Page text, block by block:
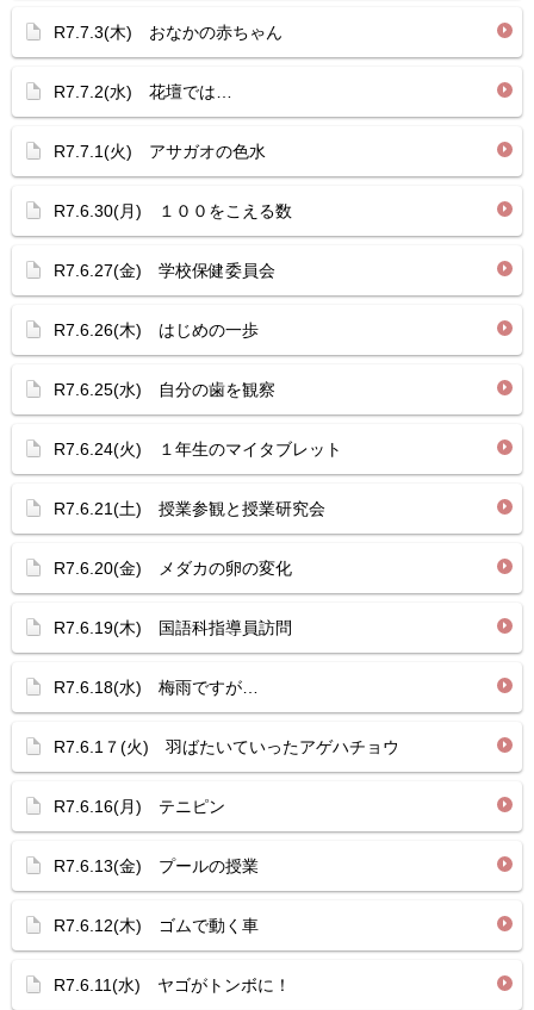
R7.7.3(木) おなかの赤ちゃん
R7.7.2(水) 花壇では…
R7.7.1(火) アサガオの色水
R7.6.30(月) １００をこえる数
R7.6.27(金) 学校保健委員会
R7.6.26(木) はじめの一歩
R7.6.25(水) 自分の歯を観察
R7.6.24(火) １年生のマイタブレット
R7.6.21(土) 授業参観と授業研究会
R7.6.20(金) メダカの卵の変化
R7.6.19(木) 国語科指導員訪問
R7.6.18(水) 梅雨ですが…
R7.6.1７(火) 羽ばたいていったアゲハチョウ
R7.6.16(月) テニピン
R7.6.13(金) プールの授業
R7.6.12(木) ゴムで動く車
R7.6.11(水) ヤゴがトンボに！